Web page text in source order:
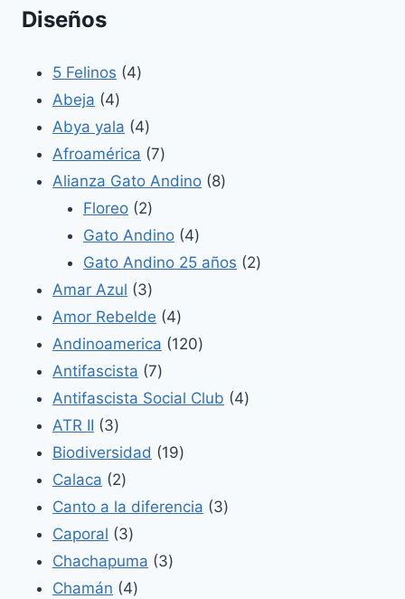
Diseños
5 Felinos 44
Abeja 44
productos
Abya yala 44
productos
Afroamérica 77
productos
Alianza Gato Andino 88
Floreo 22
productos
Gato Andino 44
productos
Gato Andino 25 años 22
Amar Azul 33
productos
Amor Rebelde 44
productos
Andinoamerica 120120
Antifascista 77
productos
Antifascista Social Club 44
ATR II 33
productos
Biodiversidad 1919
Calaca 22
productos
Canto a la diferencia 33
Caporal 33
productos
Chachapuma 33
Chamán 44